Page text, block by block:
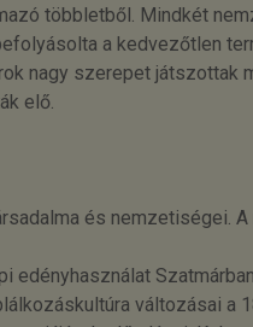
többletből. Mindkét
a kedvezőtlen
nagy szerepet játszottak
elő.
és nemzetiségei.
edényhasználat
változásai a